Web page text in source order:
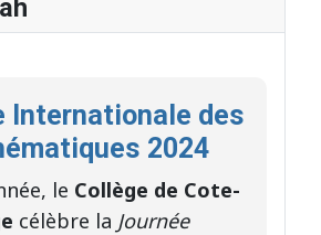
Internationale des
2024
le Collège de Cote-
célèbre la Journée